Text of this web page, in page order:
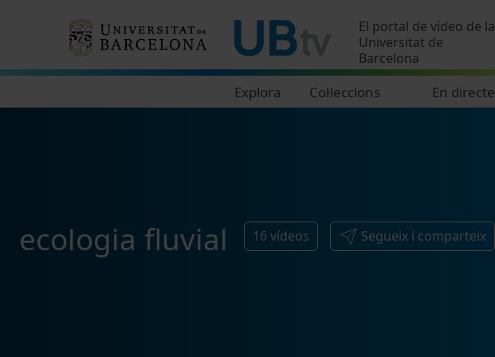
El portal de vídeo de la
Universitat de
Barcelona
Explora Col·leccions En directe
ecologia fluvial 16 vídeos Segueix i comparteix